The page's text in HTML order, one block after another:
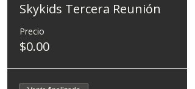
Skykids Tercera Reunión
Precio
$0.00